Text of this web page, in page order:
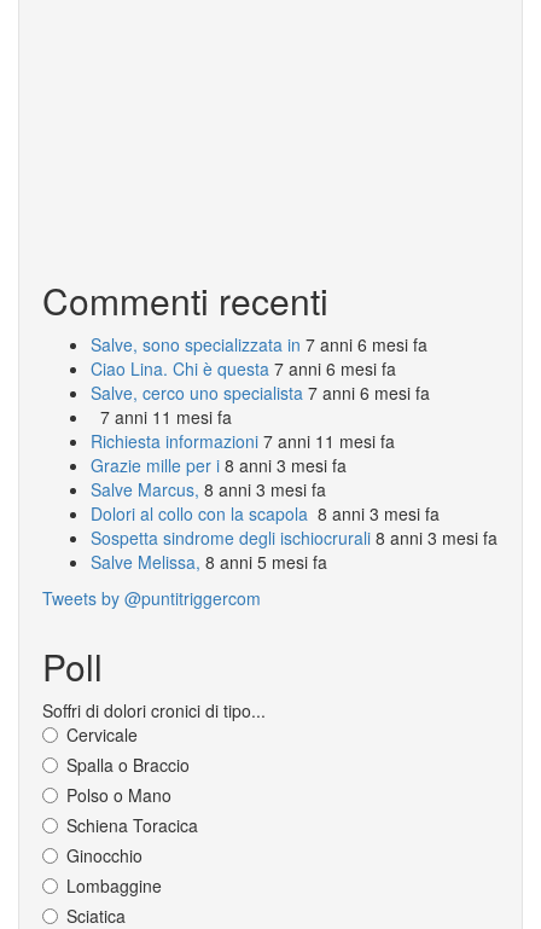
Commenti recenti
Salve, sono specializzata in 7 anni 6 mesi fa
Ciao Lina. Chi è questa 7 anni 6 mesi fa
Salve, cerco uno specialista 7 anni 6 mesi fa
7 anni 11 mesi fa
Richiesta informazioni 7 anni 11 mesi fa
Grazie mille per i 8 anni 3 mesi fa
Salve Marcus, 8 anni 3 mesi fa
Dolori al collo con la scapola 8 anni 3 mesi fa
Sospetta sindrome degli ischiocrurali 8 anni 3 mesi fa
Salve Melissa, 8 anni 5 mesi fa
Tweets by @puntitriggercom
Poll
Soffri di dolori cronici di tipo...
Cervicale
Spalla o Braccio
Polso o Mano
Schiena Toracica
Ginocchio
Lombaggine
Sciatica